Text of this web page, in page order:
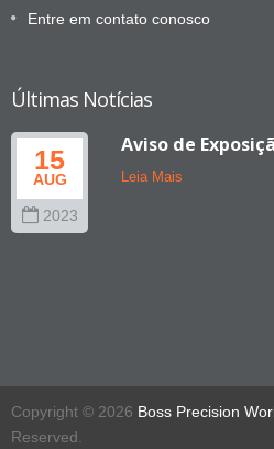
Entre em contato conosco
Últimas Notícias
15
AUG
2023
Aviso de
Leia Mais
Copyright © 2026 Boss Precision
Reserved.